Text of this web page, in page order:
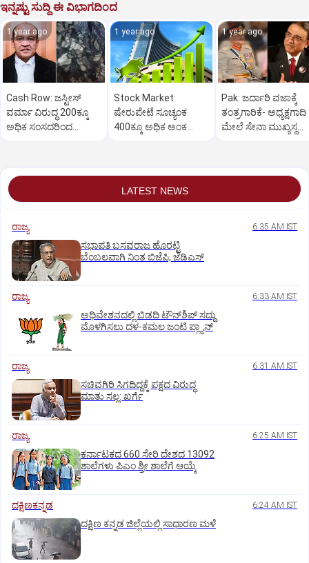
ಇನ್ನಷ್ಟು ಸುದ್ದಿ ಈ ವಿಭಾಗದಿಂದ
1 year ago
Cash Row: ಜಸ್ಟೀಸ್‌
ವರ್ಮಾ ವಿರುದ್ಧ 200ಕ್ಕೂ
ಅಧಿಕ ಸಂಸದರಿಂದ
1 year ago
Stock Market:
ಷೇರುಪೇಟೆ ಸೂಚ್ಯಂಕ
400ಕ್ಕೂ ಅಧಿಕ ಅಂಕ
1 year ago
Pak: ಜರ್ದಾರಿ ವಜಾಕ್ಕೆ
ತಂತ್ರಗಾರಿಕೆ- ಅಧ್ಯಕ್ಷಗಾದಿ
ಮೇಲೆ ಸೇನಾ ಮುಖ್ಯಸ್ಥ
LATEST NEWS
ರಾಜ್ಯ 6:35 AM IST
ಸಭಾಪತಿ ಬಸವರಾಜ ಹೊರಟ್ಟಿ
ಬೆಂಬಲವಾಗಿ ನಿಂತ ಬಿಜೆಪಿ, ಜೆಡಿಎಸ್
ರಾಜ್ಯ 6:33 AM IST
ಅಧಿವೇಶನದಲ್ಲಿ ಬಿಡದಿ ಟೌನ್‌ಶಿಪ್‌ ಸದ್ದು
ಮೊಳಗಿಸಲು ದಳ-ಕಮಲ ಜಂಟಿ ಪ್ಲ್ಯಾನ್‌
ರಾಜ್ಯ 6:31 AM IST
ಸಚಿವಗಿರಿ ಸಿಗದಿದ್ದಕ್ಕೆ ಪಕ್ಷದ ವಿರುದ್ಧ
ಮಾತು ಸಲ್ಲ: ಖರ್ಗೆ
ರಾಜ್ಯ 6:25 AM IST
ಕರ್ನಾಟಕದ 660 ಸೇರಿ ದೇಶದ 13092
ಶಾಲೆಗಳು ಪಿಎಂ ಶ್ರೀ ಶಾಲೆಗೆ ಆಯ್ಕೆ
ದಕ್ಷಿಣಕನ್ನಡ 6:24 AM IST
ದಕ್ಷಿಣ ಕನ್ನಡ ಜಿಲ್ಲೆಯಲ್ಲಿ ಸಾಧಾರಣ ಮಳೆ